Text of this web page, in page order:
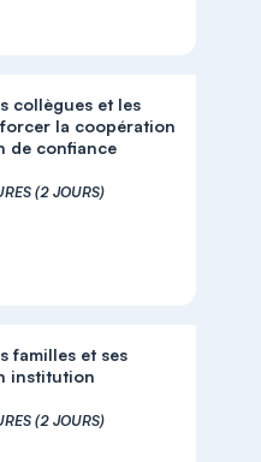
et les
la coopération
de confiance
(2 JOURS)
familles et ses
institution
(2 JOURS)